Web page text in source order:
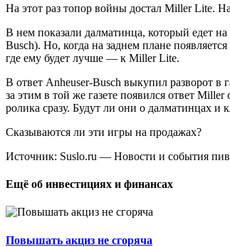
На этот раз топор войны достал Miller Lite.
В нем показали далматинца, который едет
Busch). Но, когда на заднем плане
где ему будет лучше — к Miller Lite.
В ответ Anheuser-Busch выкупил разворот в
за этим в той же газете появился ответ
ролика сразу. Будут ли они о далматинцах и
Сказываются ли эти игры на продажах?
Источник: Suslo.ru — Новости и события
Ещё об инвестициях и финансах
Повышать акциз не сгоряча